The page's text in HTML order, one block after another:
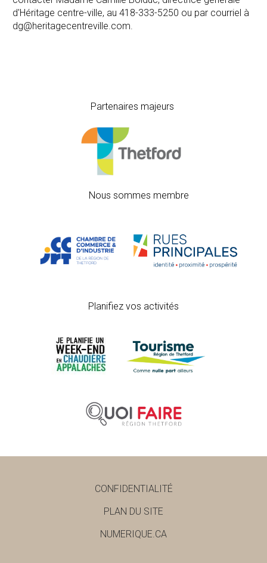
d'Héritage centre-ville, au 418-333-5250 ou par courriel à
dg@heritagecentreville.com.
Partenaires majeurs
Nous sommes membre
Planifiez vos activités
CONFIDENTIALITÉ
PLAN DU SITE
NUMERIQUE.CA